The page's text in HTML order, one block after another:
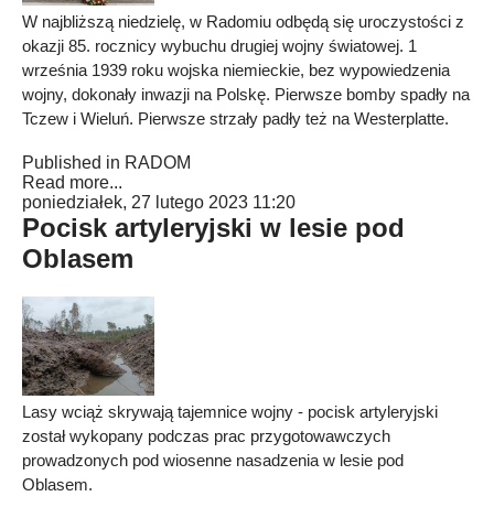
W najbliższą niedzielę, w Radomiu odbędą się uroczystości z
okazji 85. rocznicy wybuchu drugiej wojny światowej. 1
września 1939 roku wojska niemieckie, bez wypowiedzenia
wojny, dokonały inwazji na Polskę. Pierwsze bomby spadły na
Tczew i Wieluń. Pierwsze strzały padły też na Westerplatte.
Published in RADOM
Read more...
poniedziałek, 27 lutego 2023 11:20
Pocisk artyleryjski w lesie pod
Oblasem
Lasy wciąż skrywają tajemnice wojny - pocisk artyleryjski
został wykopany podczas prac przygotowawczych
prowadzonych pod wiosenne nasadzenia w lesie pod
Oblasem.